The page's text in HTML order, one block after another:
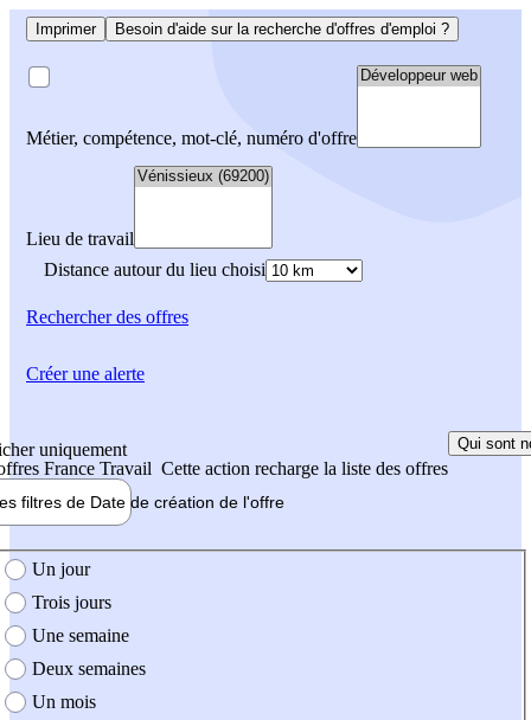
Imprimer Besoin d'aide sur la recherche d'offres d'emploi ?
Métier, compétence, mot-clé, numéro d'offre
Lieu de travail
Distance autour du lieu choisi
Rechercherdes offres
uniquement
France Travail Cette action recharge la liste des offres
Qui sont
filtres de Date de création de l'offre
création de l'offre
Un jour
Trois jours
Une semaine
Deux semaines
Un mois
Créer une alerte